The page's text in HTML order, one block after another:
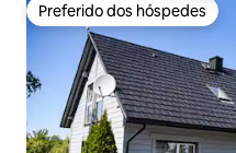
Preferido dos hóspedes
Preferido dos hóspedes